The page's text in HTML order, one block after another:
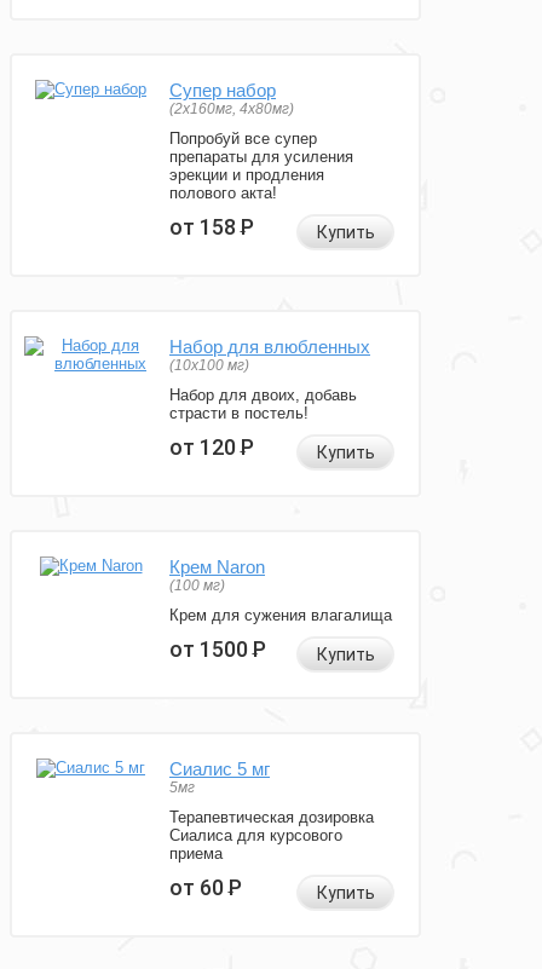
Супер набор
(2х160мг, 4х80мг)
Попробуй все супер
препараты для усиления
эрекции и продления
полового акта!
от 158Р Купить
Набор для влюбленных
(10х100 мг)
Набор для двоих, добавь
страсти в постель!
от 120Р Купить
Крем Naron
(100 мг)
Крем для сужения влагалища
от 1500Р Купить
Сиалис 5 мг
5мг
Терапевтическая дозировка
Сиалиса для курсового
приема
от 60Р Купить